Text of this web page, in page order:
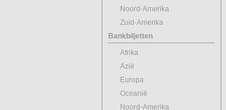
Noord-Amerika
Zuid-Amerika
Bankbiljetten
Afrika
Azië
Europa
Oceanië
Noord-Amerika